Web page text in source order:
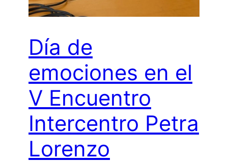
Día de
emociones en el
V Encuentro
Intercentro Petra
Lorenzo